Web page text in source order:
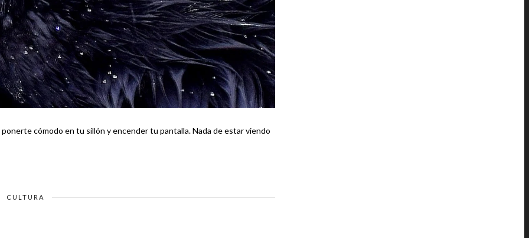
en tu sillón y encender tu pantalla. Nada de estar viendo
CULTURA